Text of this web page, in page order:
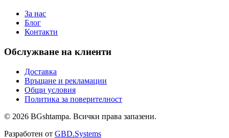
За нас
Блог
Контакти
Обслужване на клиенти
Доставка
Връщане и рекламации
Общи условия
Политика за поверителност
© 2026 BGshtampa. Всички права запазени.
Разработен от GBD.Systems